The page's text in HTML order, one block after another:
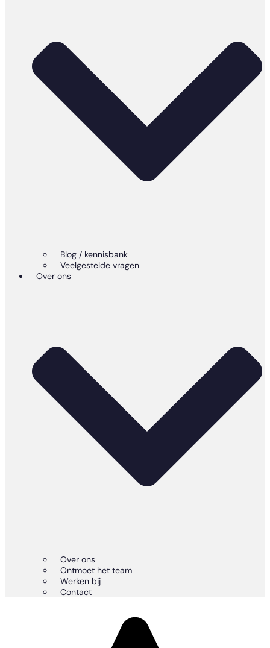
Blog / kennisbank
Veelgestelde vragen
Over ons
Over ons
Ontmoet het team
Werken bij
Contact